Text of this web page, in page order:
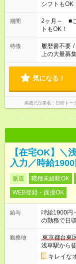
シフトも
「家族とお
など、あなた
ーク希望の
のお仕事の
ません
期間
2ヶ月～ ■
トもOK！
特徴 履歴書不要 /
上の大量募
気になる！
掲載元企業名 日研ト
【在宅OK】＼
入力／時給
派遣 職種未経験OK
WEB登録・面接OK
給与
時給1900
の勤務で日
勤務地
東京都台東
浅草駅から
キレイな